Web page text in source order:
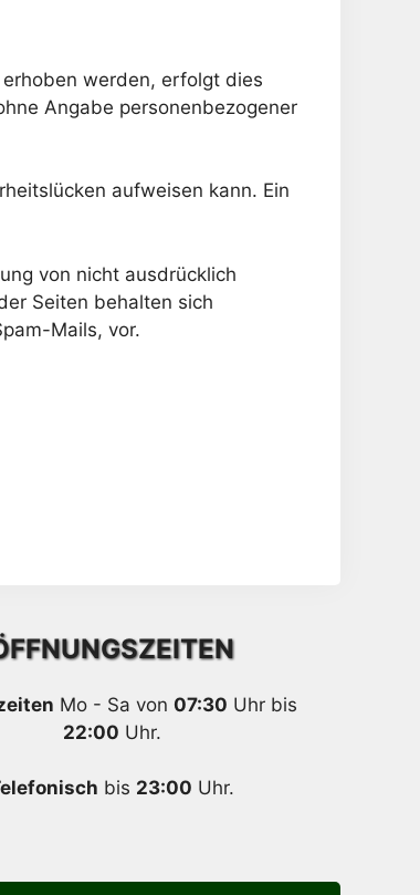
werden, erfolgt dies
Angabe personenbezogener
aufweisen kann. Ein
von nicht ausdrücklich
Seiten behalten sich
Mails, vor.
Mo - Sa von07:30 Uhr bis
22:00 Uhr.
bis 23:00 Uhr.